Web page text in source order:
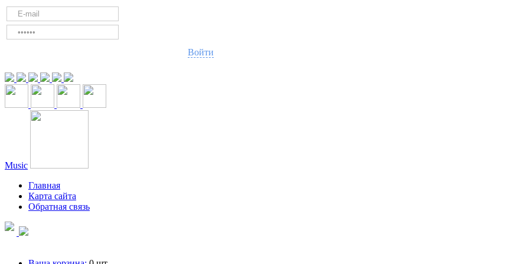
Войти
Music
Главная
Карта сайта
Обратная связь